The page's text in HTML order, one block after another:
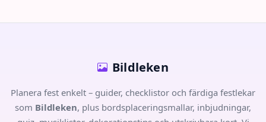
Bildleken
Planera fest enkelt – guider, checklistor och färdiga festlekar
som Bildleken, plus bordsplaceringsmallar, inbjudningar,